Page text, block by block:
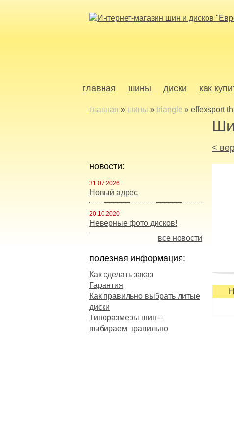
главная шины диски как
главная » шины » triangle » effexsport
новости:
31.07.2026
Новый адрес
20.10.2020
Неверные фото дисков!
все новости
полезная информация:
Как сделать заказ
Гарантия
Как правильно выбрать литые
диски
Типоразмеры шин –
выбираем правильно
<